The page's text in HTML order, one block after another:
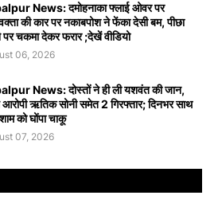
News: दमोहनाका फ्लाई ओवर पर
की कार पर नकाबपोश ने फेंका देसी बम, पीछा
चकमा देकर फरार ;देखें वीडियो
06, 2026
News: दोस्तों ने ही ली यशवंत की जान,
ऋतिक सोनी समेत 2 गिरफ्तार; दिनभर साथ
को घोंपा चाकू
07, 2026